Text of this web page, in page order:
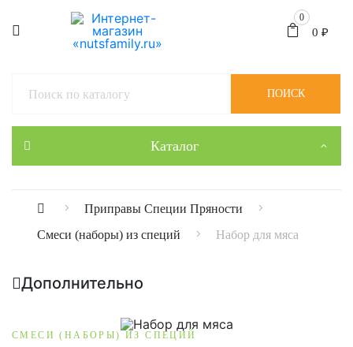
0
0 ₽
Каталог
ПОИСК
Приправы Специи Пряности
Смеси (наборы) из специй
Набор для мяса
Дополнительно
СМЕСИ (НАБОРЫ) ИЗ СПЕЦИЙ